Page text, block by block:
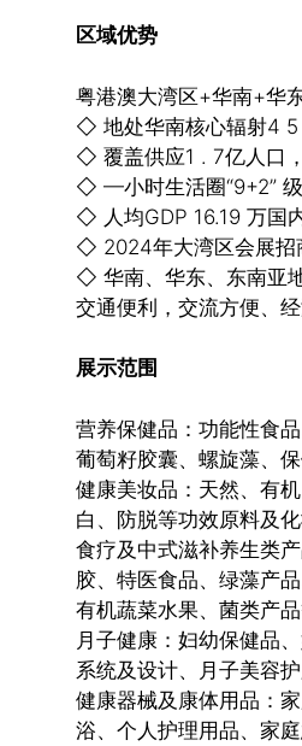
区域优势
粤港澳大湾区+华南+华
◇ 地处华南核心辐射4 5
◇ 覆盖供应1 . 7亿人口
◇ —小时生活圈“9+2” 级
◇ 人均GDP 16.19 万国
◇ 2024年大湾区会展招
◇ 华南、华东、东南亚
交通便利，交流方便、
展示范围
营养保健品：功能性食
葡萄籽胶囊、螺旋藻、
健康美妆品：天然、有
白、防脱等功效原料及
食疗及中式滋补养生类
胶、特医食品、绿藻产
有机蔬菜水果、菌类产
月子健康：妇幼保健品
系统及设计、月子美容
健康器械及康体用品：
浴、个人护理用品、家